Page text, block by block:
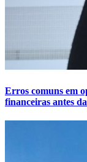
Erros comuns em
financeiras antes